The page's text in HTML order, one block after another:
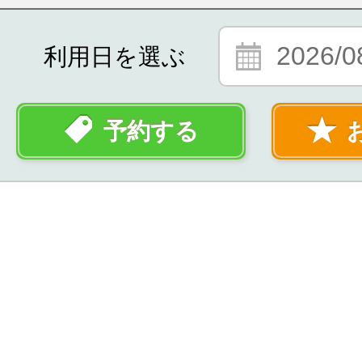
利用日を選ぶ 2026/
予約する